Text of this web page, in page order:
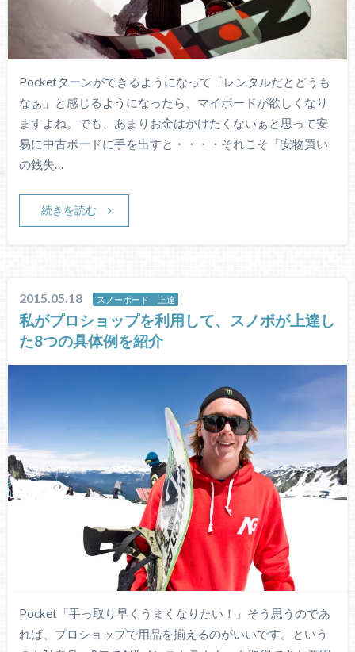
Pocketターンができるようになって「レンタルだとどうも
なぁ」と感じるようになったら、マイボードが欲しくなり
ますよね。でも、あまりお金はかけたくないぁと思って安
易に中古ボードに手を出すと・・・・それこそ「安物買い
の銭失…
続きを読む
2015.05.18 スノーボード 上達
私がプロショップを利用して、スノボが上達し
た8つの具体例を紹介
Pocket「手っ取り早くうまくなりたい！」そう思うのであ
れば、プロショップで用品を揃えるのがいいです。という